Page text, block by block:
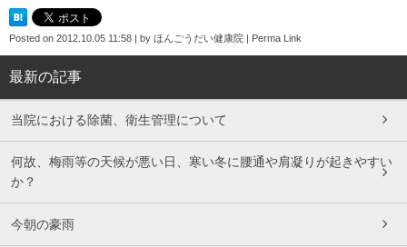
Posted on 2012.10.05 11:58 | by ほんごうだい健康院 | Perma Link
最新の記事
当院における除菌、衛生管理について
何故、梅雨等の天候が悪い日、寒い冬に腰通や肩凝りが起きやすい
か？
今朝の豪雨